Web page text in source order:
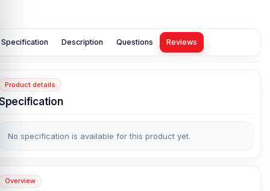
Specification Description Questions Reviews
Product details
No specification is available for this product yet.
Overview